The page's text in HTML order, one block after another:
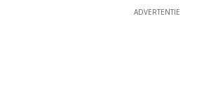
ADVERTENTIE